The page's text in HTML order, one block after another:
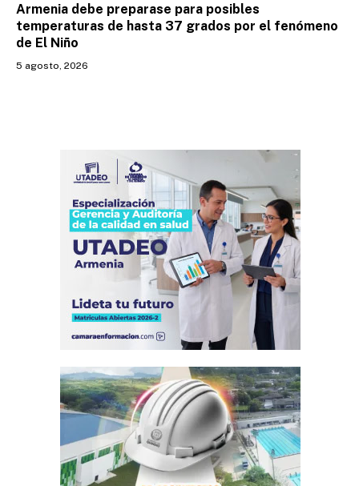
Armenia debe preparase para posibles
temperaturas de hasta 37 grados por el fenómeno
de El Niño
5 agosto, 2026